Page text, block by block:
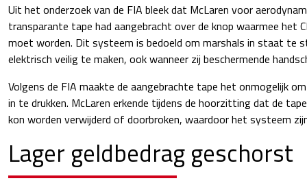
Uit het onderzoek van de FIA bleek dat McLaren voor
transparante tape had aangebracht over de knop waarmee het
moet worden. Dit systeem is bedoeld om marshals in staat te
elektrisch veilig te maken, ook wanneer zij beschermende
Volgens de FIA maakte de aangebrachte tape het onmogelijk
in te drukken. McLaren erkende tijdens de hoorzitting dat de
kon worden verwijderd of doorbroken, waardoor het systeem
Lager geldbedrag geschorst